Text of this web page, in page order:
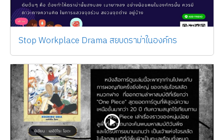
Stop Workplace Drama สยบดราม่าในองค์กร